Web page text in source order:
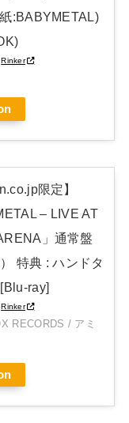
(DELUXE
JAPAN EDITION
:BABYMETAL)
Rinker
限定】
– LIVE AT
」通常盤
特典 : ハンドタ
ray]
Rinker
RECORDS / アミ